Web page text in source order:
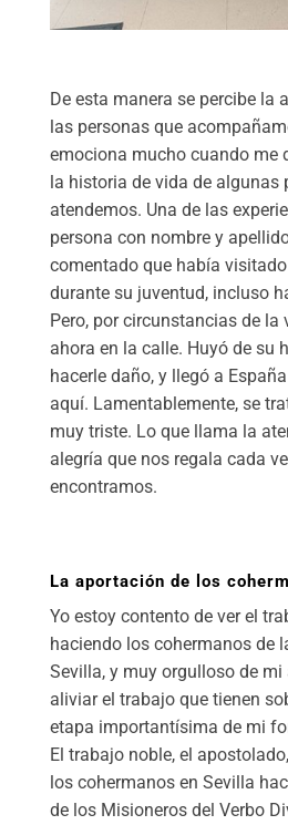
De esta manera se percibe la
las personas que
emociona mucho cuando me
la historia de vida de algunas
atendemos. Una de las
persona con nombre y
comentado que había
durante su juventud, incluso
Pero, por circunstancias de la
ahora en la calle. Huyó de su
hacerle daño, y llegó a
aquí. Lamentablemente, se
muy triste. Lo que llama la
alegría que nos regala cada
encontramos.
La aportación de los
Yo estoy contento de ver el
haciendo los cohermanos de
Sevilla, y muy orgulloso de
aliviar el trabajo que tienen
etapa importantísima de mi
El trabajo noble, el
los cohermanos en Sevilla
de los Misioneros del Verbo